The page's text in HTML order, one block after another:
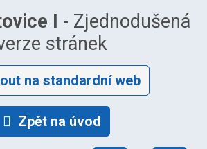
I - Zjednodušená
stránek
na standardní web
Zpět na úvod